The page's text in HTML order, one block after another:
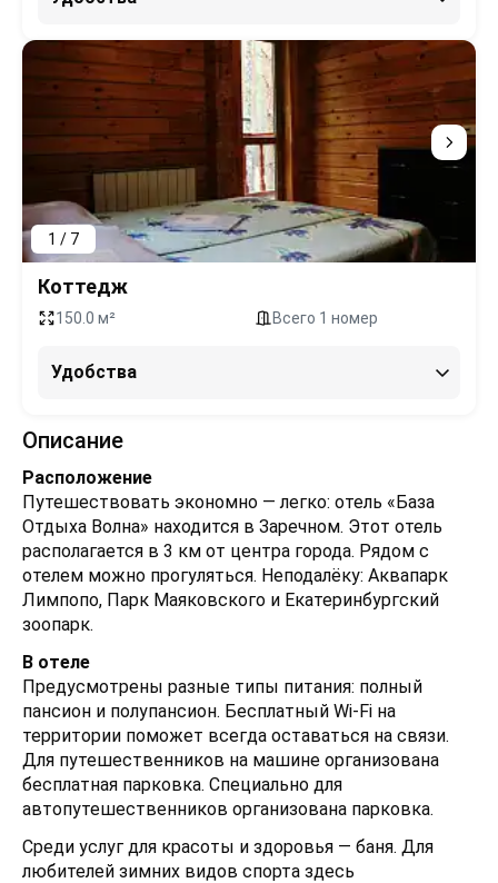
1 / 7
Коттедж
150.0 м² Всего 1 номер
Удобства
Описание
Расположение
Путешествовать экономно — легко: отель «База
Отдыха Волна» находится в Заречном. Этот отель
располагается в 3 км от центра города. Рядом с
отелем можно прогуляться. Неподалёку: Аквапарк
Лимпопо, Парк Маяковского и Екатеринбургский
зоопарк.
В отеле
Предусмотрены разные типы питания: полный
пансион и полупансион. Бесплатный Wi-Fi на
территории поможет всегда оставаться на связи.
Для путешественников на машине организована
бесплатная парковка. Специально для
автопутешественников организована парковка.
Среди услуг для красоты и здоровья — баня. Для
любителей зимних видов спорта здесь